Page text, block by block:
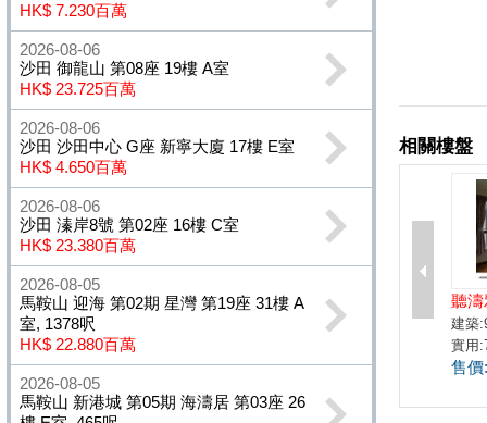
HK$ 7.230百萬
2026-08-06
沙田 御龍山 第08座 19樓 A室
HK$ 23.725百萬
2026-08-06
沙田 沙田中心 G座 新寧大廈 17樓 E室
HK$ 4.650百萬
2026-08-06
沙田 溱岸8號 第02座 16樓 C室
HK$ 23.380百萬
2026-08-05
馬鞍山 迎海 第02期 星灣 第19座 31樓 A
室, 1378呎
HK$ 22.880百萬
2026-08-05
馬鞍山 新港城 第05期 海濤居 第03座 26